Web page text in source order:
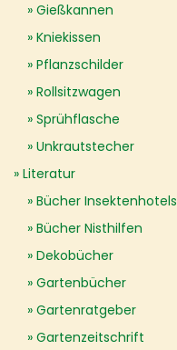
Gießkannen
Kniekissen
Pflanzschilder
Rollsitzwagen
Sprühflasche
Unkrautstecher
Literatur
Bücher Insektenhotels
Bücher Nisthilfen
Dekobücher
Gartenbücher
Gartenratgeber
Gartenzeitschrift